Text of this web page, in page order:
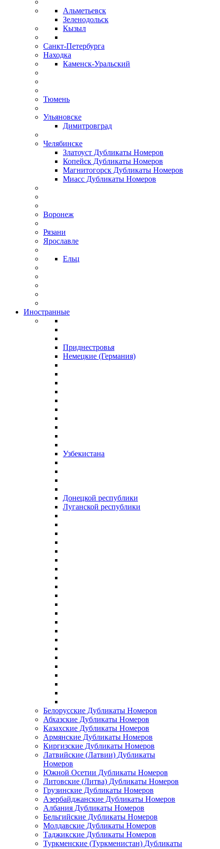
Альметьевск
Зеленодольск
Кызыл
Санкт-Петербурга
Находка
Каменск-Уральский
Тюмень
Ульяновске
Димитровград
Челябинске
Златоуст Дубликаты Номеров
Копейск Дубликаты Номеров
Магнитогорск Дубликаты Номеров
Миасс Дубликаты Номеров
Воронеж
Рязани
Ярославле
Ельц
Иностранные
Приднестровья
Немецкие (Германия)
Узбекистана
Донецкой республики
Луганской республики
Белорусские Дубликаты Номеров
Абхазские Дубликаты Номеров
Казахские Дубликаты Номеров
Армянские Дубликаты Номеров
Киргизские Дубликаты Номеров
Латвийские (Латвии) Дубликаты
Номеров
Южной Осетии Дубликаты Номеров
Литовские (Литва) Дубликаты Номеров
Грузинские Дубликаты Номеров
Азербайджанские Дубликаты Номеров
Албания Дубликаты Номеров
Бельгийские Дубликаты Номеров
Молдавские Дубликаты Номеров
Таджикские Дубликаты Номеров
Туркменские (Туркменистан) Дубликаты